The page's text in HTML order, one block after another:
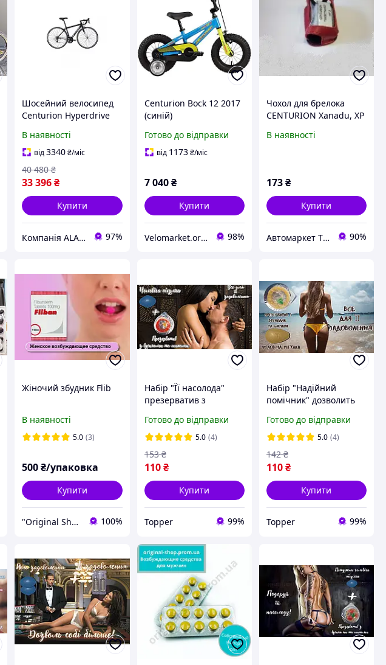
Шосейний велосипед
Centurion Hyperdrive
швидкостей, чорний
В наявності
від3340₴/міс
33 396₴
40 480 ₴
Купити
Компанія ALANTUR 97%
Centurion Bock 12 2017
(синій)
Готово до відправки
від 1173 ₴/міс
7 040 ₴
Купити
Velomarket.org.ua - Найбільший вибір велосипедів! 98%
Чохол для брелока
CENTURION Xanadu, XP
В наявності
173₴
Купити
Автомаркет TVMusic 90%
Жіночий збудник Flib
В наявності
5.0 (3)
500₴/упаковка
Купити
"Original Shop" 100%
Набір "Її насолода"
презерватив з
для посиленої
стимуляції та потужна
Готово до відправки
5.0 (4)
110 ₴
153 ₴
Купити
Topper 99%
Набір "Надійний
помічник" дозволить
висоті (презерватив з
вусиками та таблетка)
Готово до відправки
5.0 (4)
110₴
142 ₴
Купити
Topper 99%